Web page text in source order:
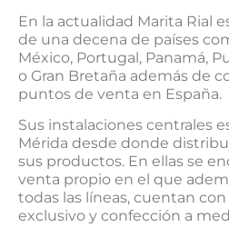
En la actualidad Marita Rial
de una decena de países
México, Portugal, Panamá,
o Gran Bretaña además de
puntos de venta en España.
Sus instalaciones centrales
Mérida desde donde
sus productos. En ellas se
venta propio en el que
todas las líneas, cuentan
exclusivo y confección a